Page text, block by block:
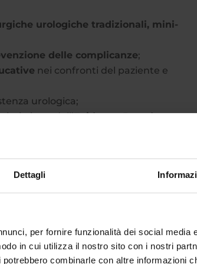
Dettagli
per fornire funzionalità dei social media
in cui utilizza il nostro sito con i nostri
combinarle con altre informazioni
urologiche tradizionali, mini-
delle complicanze;
nei confronti del paziente e
urologica;
e dell’Evidence-Based
urologiche, 14 CFU
Practice, 7 CFU